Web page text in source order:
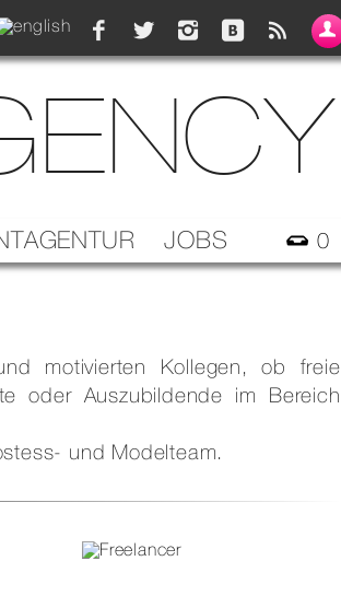
JOBS 0
motivierten Kollegen, ob freie
oder Auszubildende im Bereich
und Modelteam.